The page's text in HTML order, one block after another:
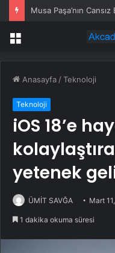
Musa Paşa’nın
Menü
Anasayfa /Teknoloji
Teknoloji
iOS 18’e
yetenek
ÜMİT SAVĞA Mart
1 dakika okuma süresi